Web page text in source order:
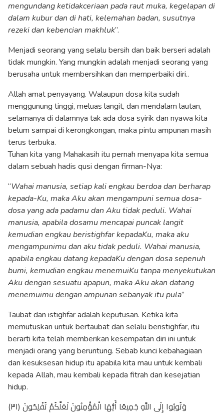
mengundang ketidakceriaan pada raut muka, kegelapan di
dalam kubur dan di hati, kelemahan badan, susutnya
rezeki dan kebencian makhluk”.
Menjadi seorang yang selalu bersih dan baik berseri adalah
tidak mungkin. Yang mungkin adalah menjadi seorang yang
berusaha untuk membersihkan dan memperbaiki diri..
Allah amat penyayang. Walaupun dosa kita sudah
menggunung tinggi, meluas langit, dan mendalam lautan,
selamanya di dalamnya tak ada dosa syirik dan nyawa kita
belum sampai di kerongkongan, maka pintu ampunan masih
terus terbuka.
Tuhan kita yang Mahakasih itu pernah menyapa kita semua
dalam sebuah hadis qusi dengan firman-Nya:
“Wahai manusia, setiap kali engkau berdoa dan berharap
kepada-Ku, maka Aku akan mengampuni semua dosa-
dosa yang ada padamu dan Aku tidak peduli. Wahai
manusia, apabila dosamu mencapai puncak langit
kemudian engkau beristighfar kepadaKu, maka aku
mengampunimu dan aku tidak peduli. Wahai manusia,
apabila engkau datang kepadaKu dengan dosa sepenuh
bumi, kemudian engkau menemuiKu tanpa menyekutukan
Aku dengan sesuatu apapun, maka Aku akan datang
menemuimu dengan ampunan sebanyak itu pula”
Taubat dan istighfar adalah keputusan. Ketika kita
memutuskan untuk bertaubat dan selalu beristighfar, itu
berarti kita telah memberikan kesempatan diri ini untuk
menjadi orang yang beruntung. Sebab kunci kebahagiaan
dan kesuksesan hidup itu apabila kita mau untuk kembali
kepada Allah, mau kembali kepada fitrah dan kesejatian
hidup.
وَتُوبُوا إِلَى اللَّهِ جَمِيعًا أَيُّهَا الْمُؤْمِنُونَ لَعَلَّكُمْ تُفْلِحُونَ (٣١)